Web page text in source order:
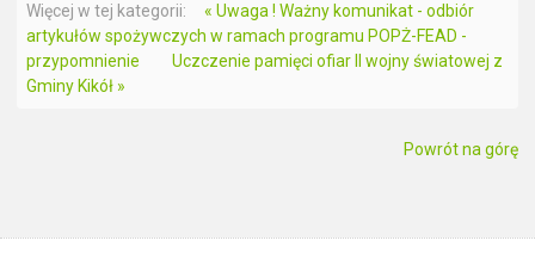
Więcej w tej kategorii:
« Uwaga ! Ważny komunikat - odbiór
artykułów spożywczych w ramach programu POPŻ-FEAD -
przypomnienie
Uczczenie pamięci ofiar II wojny światowej z
Gminy Kikół »
Powrót na górę